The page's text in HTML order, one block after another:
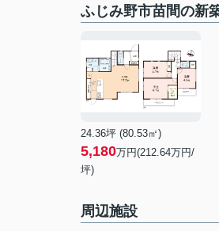
ふじみ野市苗間の新
24.36坪 (80.53㎡)
5,180万円(212.64万円/
坪)
周辺施設